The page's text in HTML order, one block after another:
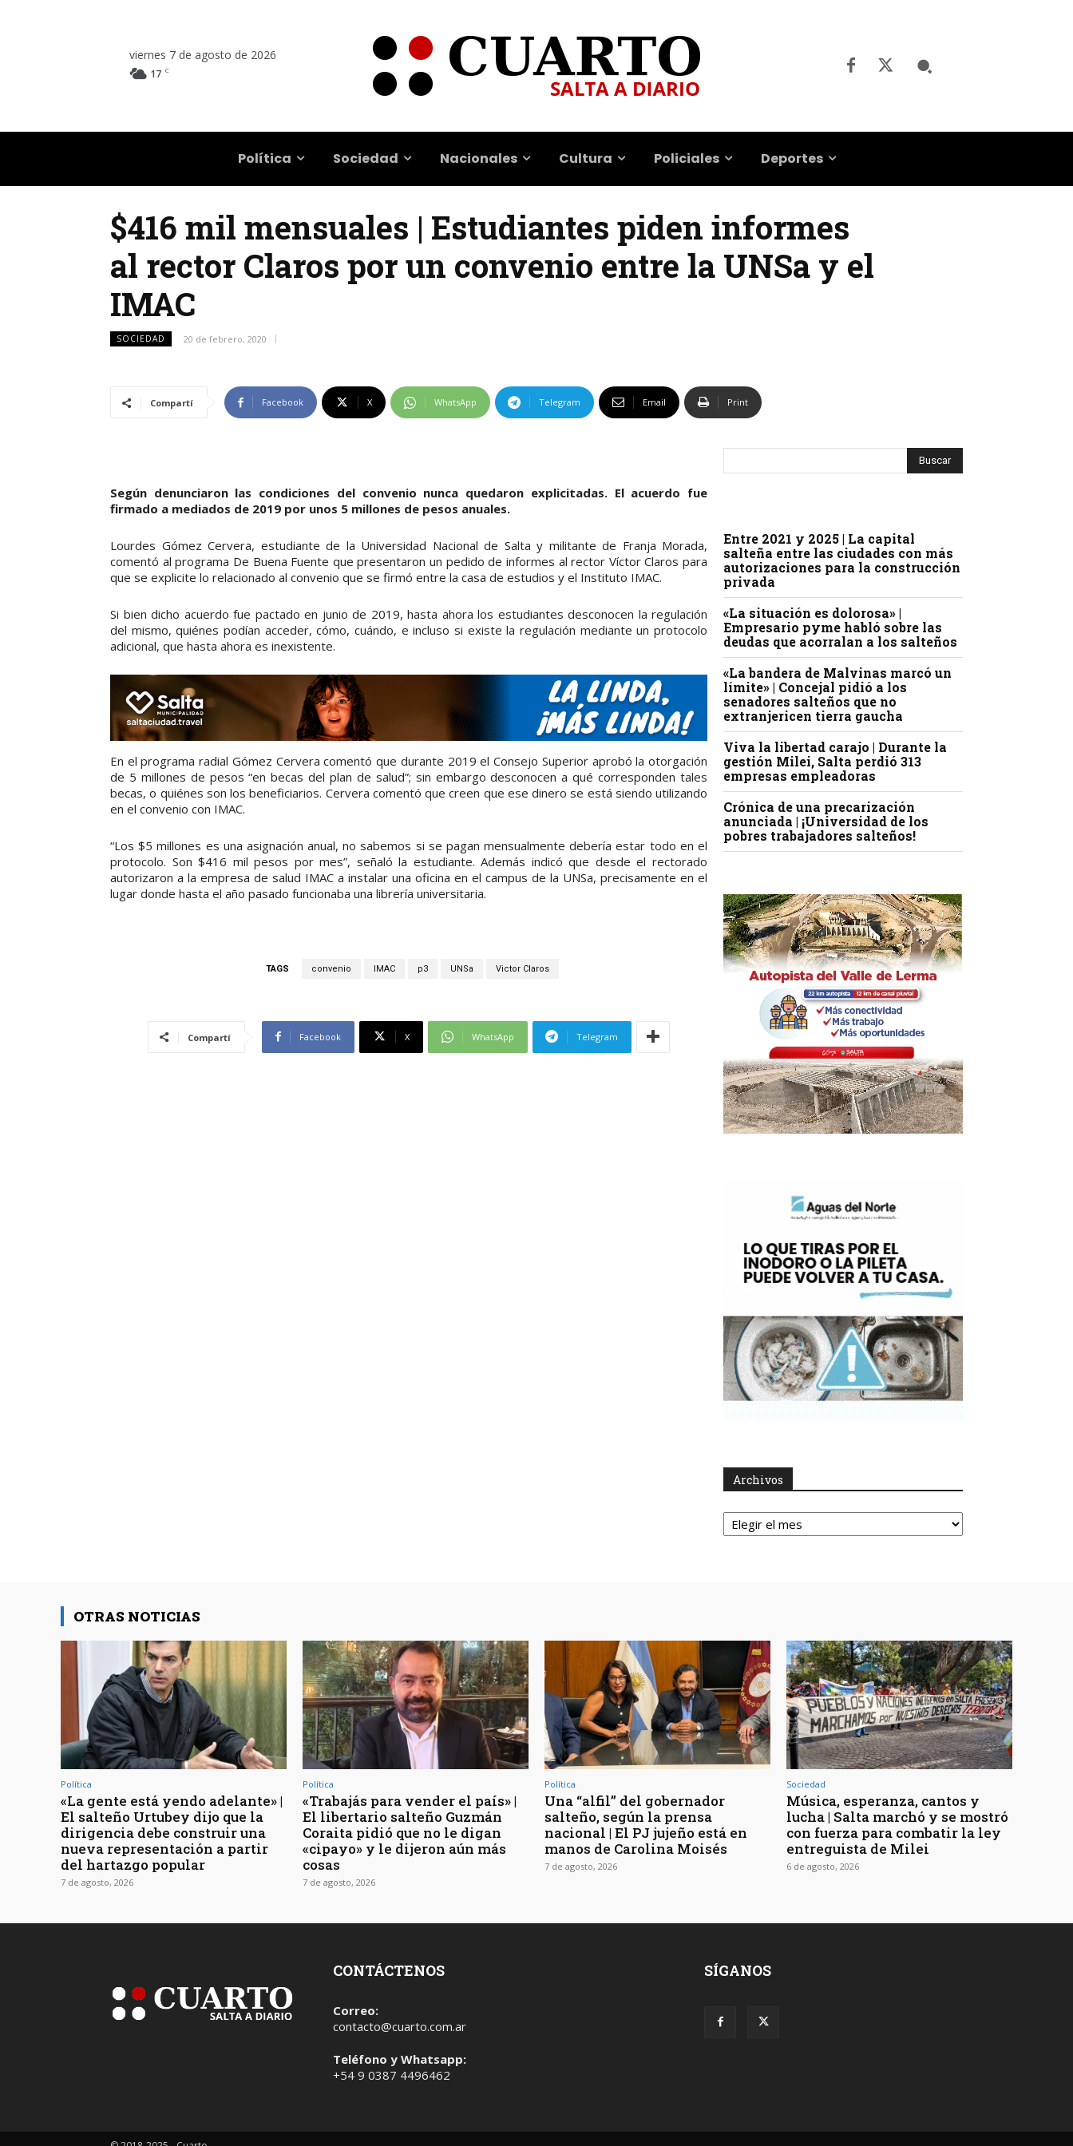
viernes 7 de agosto de 2026
17 C
Política Sociedad Nacionales Cultura Policiales Deportes
$416 mil mensuales | Estudiantes piden informes
al rector Claros por un convenio entre la UNSa y el
IMAC
SOCIEDAD 20 de febrero, 2020
Compartí Facebook X WhatsApp Telegram Email Print
Según denunciaron las condiciones del convenio nunca quedaron explicitadas. El acuerdo fue
firmado a mediados de 2019 por unos 5 millones de pesos anuales.
Lourdes Gómez Cervera, estudiante de la Universidad Nacional de Salta y militante de Franja Morada,
comentó al programa De Buena Fuente que presentaron un pedido de informes al rector Víctor Claros para
que se explicite lo relacionado al convenio que se firmó entre la casa de estudios y el Instituto IMAC.
Si bien dicho acuerdo fue pactado en junio de 2019, hasta ahora los estudiantes desconocen la regulación
del mismo, quiénes podían acceder, cómo, cuándo, e incluso si existe la regulación mediante un protocolo
adicional, que hasta ahora es inexistente.
En el programa radial Gómez Cervera comentó que durante 2019 el Consejo Superior aprobó la otorgación
de 5 millones de pesos “en becas del plan de salud”; sin embargo desconocen a qué corresponden tales
becas, o quiénes son los beneficiarios. Cervera comentó que creen que ese dinero se está siendo utilizando
en el convenio con IMAC.
“Los $5 millones es una asignación anual, no sabemos si se pagan mensualmente debería estar todo en el
protocolo. Son $416 mil pesos por mes”, señaló la estudiante. Además indicó que desde el rectorado
autorizaron a la empresa de salud IMAC a instalar una oficina en el campus de la UNSa, precisamente en el
lugar donde hasta el año pasado funcionaba una librería universitaria.
TAGS convenio IMAC p3 UNSa Victor Claros
Compartí Facebook X WhatsApp Telegram
Entre 2021 y 2025 | La capital
salteña entre las ciudades con más
autorizaciones para la construcción
privada
«La situación es dolorosa» |
Empresario pyme habló sobre las
deudas que acorralan a los salteños
«La bandera de Malvinas marcó un
límite» | Concejal pidió a los
senadores salteños que no
extranjericen tierra gaucha
Viva la libertad carajo | Durante la
gestión Milei, Salta perdió 313
empresas empleadoras
Crónica de una precarización
anunciada | ¡Universidad de los
pobres trabajadores salteños!
Archivos
Archivos
OTRAS NOTICIAS
Política
«La gente está yendo adelante» |
El salteño Urtubey dijo que la
dirigencia debe construir una
nueva representación a partir
del hartazgo popular
7 de agosto, 2026
Política
«Trabajás para vender el país» |
El libertario salteño Guzmán
Coraita pidió que no le digan
«cipayo» y le dijeron aún más
cosas
7 de agosto, 2026
Política
Una “alfil” del gobernador
salteño, según la prensa
nacional | El PJ jujeño está en
manos de Carolina Moisés
7 de agosto, 2026
Sociedad
Música, esperanza, cantos y
lucha | Salta marchó y se mostró
con fuerza para combatir la ley
entreguista de Milei
6 de agosto, 2026
CONTÁCTENOS
Correo:
contacto@cuarto.com.ar
Teléfono y Whatsapp:
+54 9 0387 4496462
SÍGANOS